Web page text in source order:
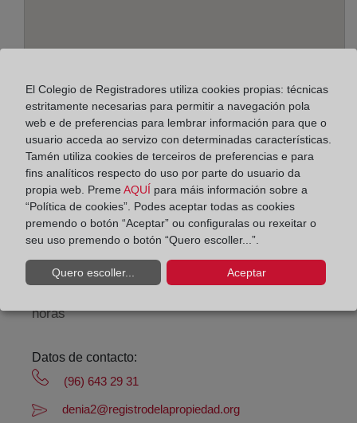
Enderezo:
Marqués de Campo, 46 - 1º, 3700
Horario:
Agosto: De lunes a viernes de 09:00 a 14:00 horas
horas
Datos de contacto:
(96) 643 29 31
denia2@registrodelapropiedad.org
El Colegio de Registradores utiliza cookies propias: técnicas
estritamente necesarias para permitir a navegación pola
web e de preferencias para lembrar información para que o
usuario acceda ao servizo con determinadas características.
Tamén utiliza cookies de terceiros de preferencias e para
fins analíticos respecto do uso por parte do usuario da
propia web. Preme AQUÍ para máis información sobre a
“Política de cookies”. Podes aceptar todas as cookies
premendo o botón “Aceptar” ou configuralas ou rexeitar o
seu uso premendo o botón “Quero escoller...”.
Quero escoller... Aceptar